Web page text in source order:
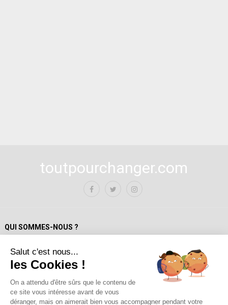
toutpourchanger.com
QUI SOMMES-NOUS ?
Mentions Légales
Politique de confidentialité
A propos de toutpourchanger.com
Fondateur et auteur / Yves Deloison
Salut c'est nous...
les Cookies !
On a attendu d'être sûrs que le contenu de
ce site vous intéresse avant de vous
déranger, mais on aimerait bien vous accompagner pendant votre